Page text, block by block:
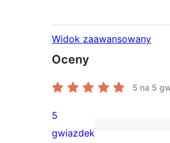
Widok zaawansowany
Oceny
5 na 5
1
5
gwiazdek